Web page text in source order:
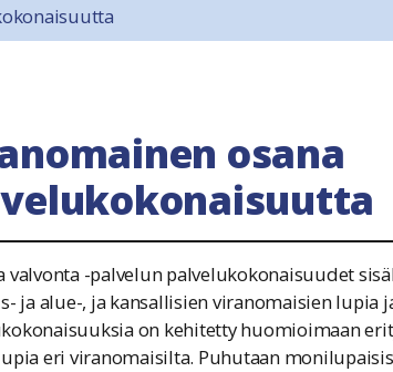
osana
valvonta -palvelun palvelukokonaisuudet
ja alue-, ja kansallisien viranomaisien
on kehitetty huomioimaan
eri viranomaisilta. Puhutaan